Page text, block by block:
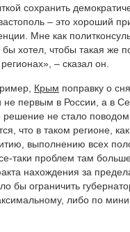
сохранить
– это хороший
Мне как
хотел, чтобы такая же
– сказал он.
Крым поправку о
не первым в России, а в
решение не стало
что в таком регионе,
выполнению всех
таки проблем там
нахождения за
бы ограничить
либо по